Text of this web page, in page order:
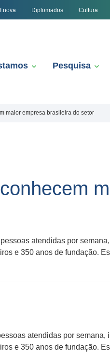
I.nova Diplomados Cultura
Pesquisa
maior empresa brasileira do setor
atendidas por
e 350 anos de fundação.
atendidas por
e 350 anos de fundação.